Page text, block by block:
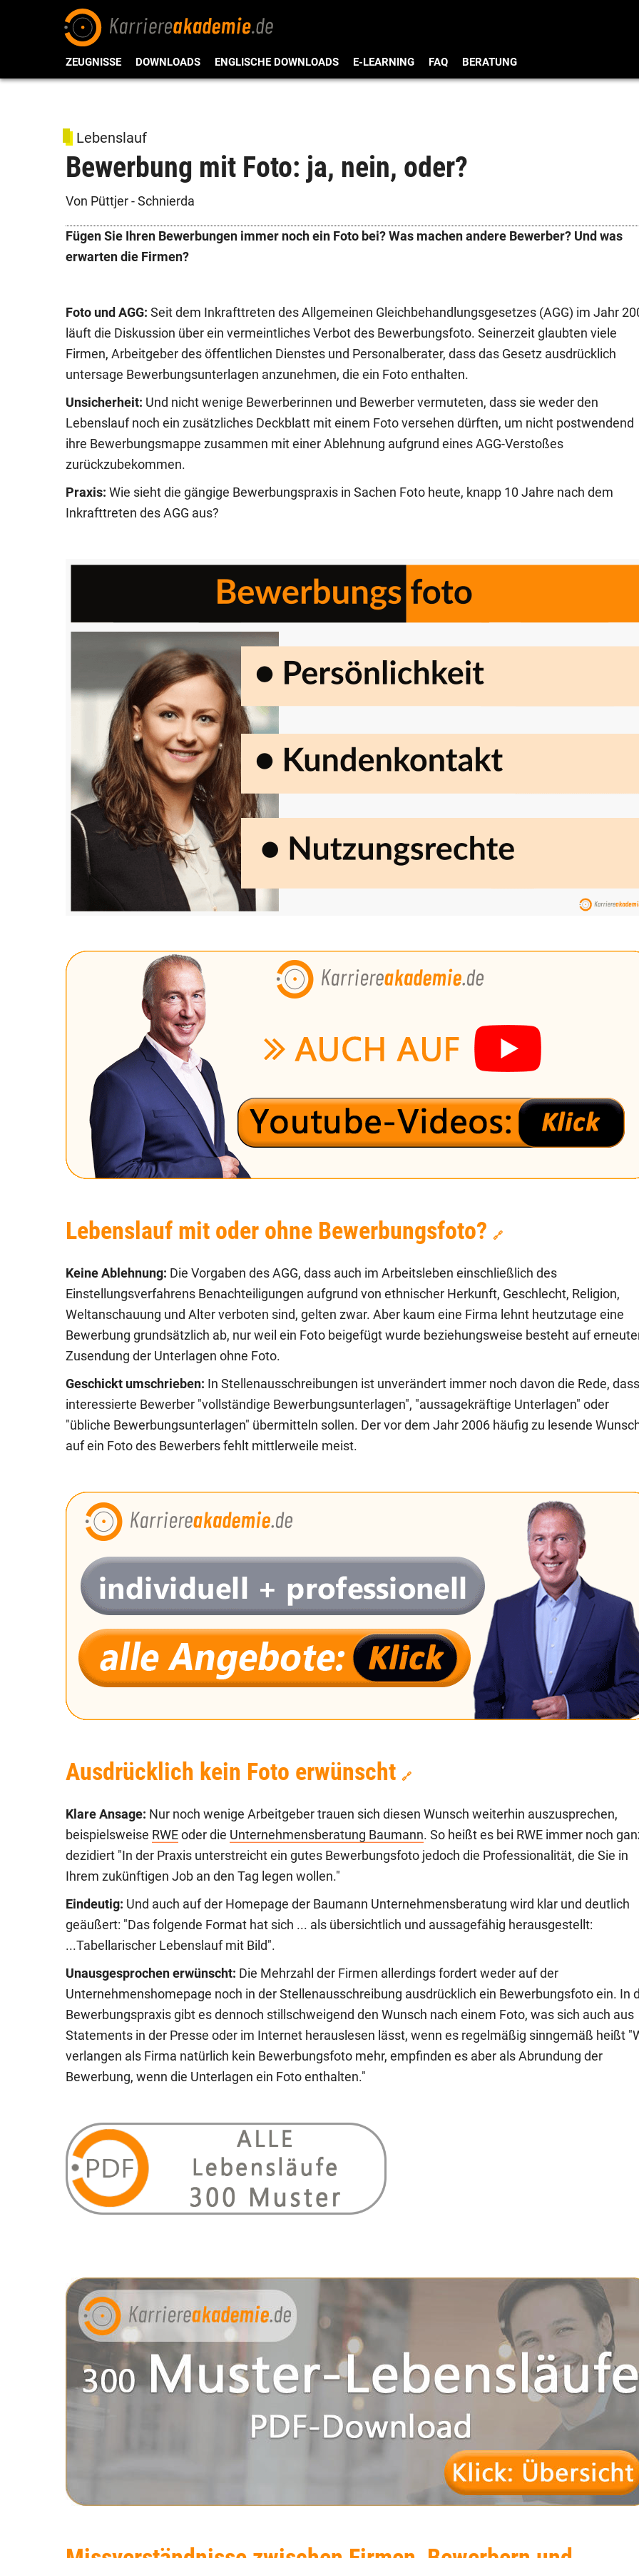
ZEUGNISSE DOWNLOADS ENGLISCHE DOWNLOADS E-LEARNING FAQ BERATUNG
Lebenslauf
Bewerbung mit Foto: ja, nein, oder?
Von Püttjer - Schnierda
Fügen Sie Ihren Bewerbungen immer noch ein Foto bei? Was machen andere Bewerber? Und was
erwarten die Firmen?
Foto und AGG: Seit dem Inkrafttreten des Allgemeinen Gleichbehandlungsgesetzes (AGG) im Jahr
läuft die Diskussion über ein vermeintliches Verbot des Bewerbungsfoto. Seinerzeit glaubten viele
Firmen, Arbeitgeber des öffentlichen Dienstes und Personalberater, dass das Gesetz ausdrücklich
untersage Bewerbungsunterlagen anzunehmen, die ein Foto enthalten.
Unsicherheit: Und nicht wenige Bewerberinnen und Bewerber vermuteten, dass sie weder den
Lebenslauf noch ein zusätzliches Deckblatt mit einem Foto versehen dürften, um nicht postwendend
ihre Bewerbungsmappe zusammen mit einer Ablehnung aufgrund eines AGG-Verstoßes
zurückzubekommen.
Praxis: Wie sieht die gängige Bewerbungspraxis in Sachen Foto heute, knapp 10 Jahre nach dem
Inkrafttreten des AGG aus?
Lebenslauf mit oder ohne Bewerbungsfoto? 🔗
Keine Ablehnung: Die Vorgaben des AGG, dass auch im Arbeitsleben einschließlich des
Einstellungsverfahrens Benachteiligungen aufgrund von ethnischer Herkunft, Geschlecht, Religion,
Weltanschauung und Alter verboten sind, gelten zwar. Aber kaum eine Firma lehnt heutzutage eine
Bewerbung grundsätzlich ab, nur weil ein Foto beigefügt wurde beziehungsweise besteht auf
Zusendung der Unterlagen ohne Foto.
Geschickt umschrieben: In Stellenausschreibungen ist unverändert immer noch davon die Rede, dass
interessierte Bewerber "vollständige Bewerbungsunterlagen", "aussagekräftige Unterlagen" oder
"übliche Bewerbungsunterlagen" übermitteln sollen. Der vor dem Jahr 2006 häufig zu lesende
auf ein Foto des Bewerbers fehlt mittlerweile meist.
Ausdrücklich kein Foto erwünscht 🔗
Klare Ansage: Nur noch wenige Arbeitgeber trauen sich diesen Wunsch weiterhin auszusprechen,
beispielsweise RWE oder die Unternehmensberatung Baumann. So heißt es bei RWE immer noch
dezidiert "In der Praxis unterstreicht ein gutes Bewerbungsfoto jedoch die Professionalität, die Sie in
Ihrem zukünftigen Job an den Tag legen wollen."
Eindeutig: Und auch auf der Homepage der Baumann Unternehmensberatung wird klar und deutlich
geäußert: "Das folgende Format hat sich ... als übersichtlich und aussagefähig herausgestellt:
...Tabellarischer Lebenslauf mit Bild".
Unausgesprochen erwünscht: Die Mehrzahl der Firmen allerdings fordert weder auf der
Unternehmenshomepage noch in der Stellenausschreibung ausdrücklich ein Bewerbungsfoto ein. In
Bewerbungspraxis gibt es dennoch stillschweigend den Wunsch nach einem Foto, was sich auch aus
Statements in der Presse oder im Internet herauslesen lässt, wenn es regelmäßig sinngemäß heißt
verlangen als Firma natürlich kein Bewerbungsfoto mehr, empfinden es aber als Abrundung der
Bewerbung, wenn die Unterlagen ein Foto enthalten."